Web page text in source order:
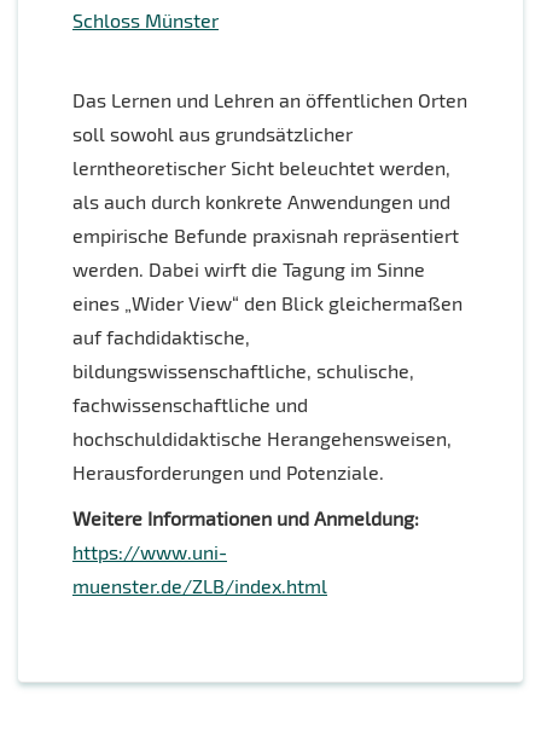
Schloss Münster
Das Lernen und Lehren an öffentlichen Orten
soll sowohl aus grundsätzlicher
lerntheoretischer Sicht beleuchtet werden,
als auch durch konkrete Anwendungen und
empirische Befunde praxisnah repräsentiert
werden. Dabei wirft die Tagung im Sinne
eines „Wider View“ den Blick gleichermaßen
auf fachdidaktische,
bildungswissenschaftliche, schulische,
fachwissenschaftliche und
hochschuldidaktische Herangehensweisen,
Herausforderungen und Potenziale.
Weitere Informationen und Anmeldung:
https://www.uni-
muenster.de/ZLB/index.html